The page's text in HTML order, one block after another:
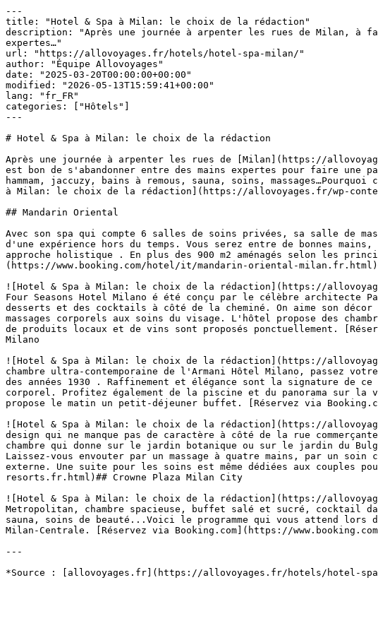
---
title: "Hotel & Spa à Milan: le choix de la rédaction"
description: "Après une journée à arpenter les rues de Milan, à
expertes…"
url: "https://allovoyages.fr/hotels/hotel-spa-milan/"
author: "Équipe Allovoyages"
date: "2025-03-20T00:00:00+00:00"
modified: "2026-05-13T15:59:41+00:00"
lang: "fr_FR"
categories: ["Hôtels"]
---
# Hotel & Spa à Milan: le choix de la rédaction
Après une journée à arpenter les rues de [Milan](https://
est bon de s'abandonner entre des mains expertes pour faire une
hammam, jaccuzy, bains à remous, sauna, soins,
à Milan: le choix de la rédaction](https://allovoyages.fr/wp-
## Mandarin Oriental
Avec son spa qui compte 6 salles de soins privées, sa salle de
d'une expérience hors du temps. Vous serez entre de bonnes
approche holistique . En plus des 900 m2 aménagés selon les
(https://www.booking.com/hotel/it/mandarin-oriental-
![Hotel & Spa à Milan: le choix de la rédaction](https://
Four Seasons Hotel Milano é été conçu par le célèbre architecte
desserts et des cocktails à côté de la cheminé. On aime son
massages corporels aux soins du visage. L'hôtel propose des
de produits locaux et de vins sont proposés ponctuellement.
Milano
![Hotel & Spa à Milan: le choix de la rédaction](https://
chambre ultra-contemporaine de l'Armani Hôtel Milano, passez
des années 1930 . Raffinement et élégance sont la signature de ce
corporel. Profitez également de la piscine et du panorama sur
propose le matin un petit-déjeuner buffet. [Réservez via
![Hotel & Spa à Milan: le choix de la rédaction](https://
design qui ne manque pas de caractère à côté de la rue
chambre qui donne sur le jardin botanique ou sur le jardin du
Laissez-vous envouter par un massage à quatre mains, par un
externe. Une suite pour les soins est même dédiées aux couples
resorts.fr.html)## Crowne Plaza Milan City
![Hotel & Spa à Milan: le choix de la rédaction](https://
Metropolitan, chambre spacieuse, buffet salé et sucré,
sauna, soins de beauté...Voici le programme qui vous attend lors
Milan-Centrale. [Réservez via Booking.com](https://
---